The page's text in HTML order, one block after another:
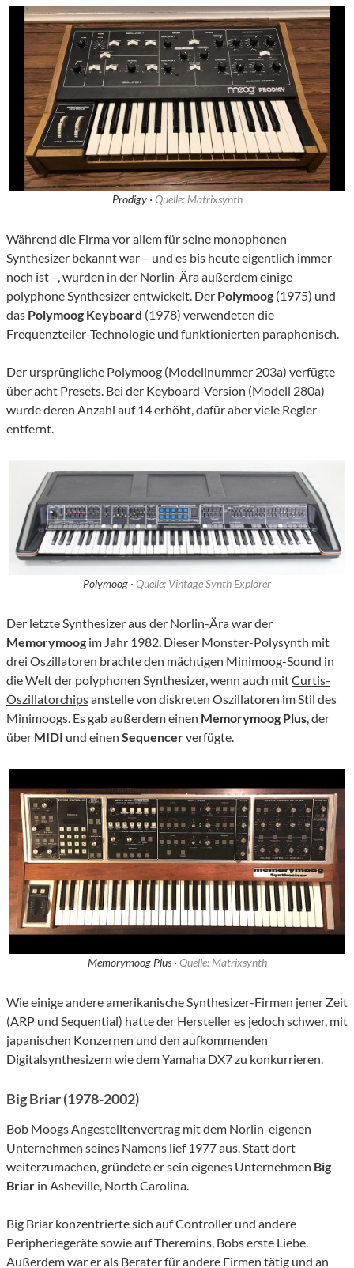
Prodigy · Quelle: Matrixsynth
Während die Firma vor allem für seine monophonen
Synthesizer bekannt war – und es bis heute eigentlich immer
noch ist –, wurden in der Norlin-Ära außerdem einige
polyphone Synthesizer entwickelt. Der Polymoog (1975) und
das Polymoog Keyboard (1978) verwendeten die
Frequenzteiler-Technologie und funktionierten paraphonisch.
Der ursprüngliche Polymoog (Modellnummer 203a) verfügte
über acht Presets. Bei der Keyboard-Version (Modell 280a)
wurde deren Anzahl auf 14 erhöht, dafür aber viele Regler
entfernt.
Polymoog · Quelle: Vintage Synth Explorer
Der letzte Synthesizer aus der Norlin-Ära war der
Memorymoog im Jahr 1982. Dieser Monster-Polysynth mit
drei Oszillatoren brachte den mächtigen Minimoog-Sound in
die Welt der polyphonen Synthesizer, wenn auch mitCurtis-
Oszillatorchipsanstelle von diskreten Oszillatoren im Stil des
Minimoogs. Es gab außerdem einen Memorymoog Plus, der
über MIDI und einen Sequencerverfügte.
Memorymoog Plus · Quelle: Matrixsynth
Wie einige andere amerikanische Synthesizer-Firmen jener Zeit
(ARP und Sequential) hatte der Hersteller es jedoch schwer, mit
japanischen Konzernen und den aufkommenden
Digitalsynthesizern wie demYamaha DX7zu konkurrieren.
Big Briar (1978-2002)
Bob Moogs Angestelltenvertrag mit dem Norlin-eigenen
Unternehmen seines Namens lief 1977 aus. Statt dort
weiterzumachen, gründete er sein eigenes Unternehmen Big
Briar in Asheville, North Carolina.
Big Briar konzentrierte sich auf Controller und andere
Peripheriegeräte sowie auf Theremins, Bobs erste Liebe.
Außerdem war er als Berater für andere Firmen tätig und an